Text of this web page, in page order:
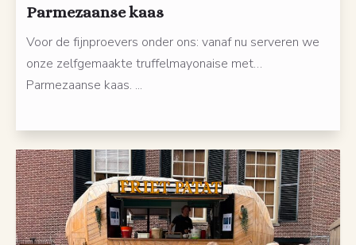
Parmezaanse kaas
Voor de fijnproevers onder ons: vanaf nu serveren we
onze zelfgemaakte truffelmayonaise met…
Parmezaanse kaas. ...